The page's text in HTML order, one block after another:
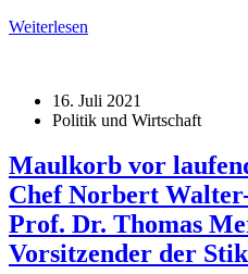
Weiterlesen
16. Juli 2021
Politik und Wirtschaft
Maulkorb vor
Chef Norbert
Prof. Dr. Thomas
Vorsitzender der